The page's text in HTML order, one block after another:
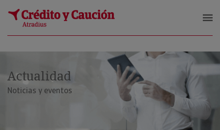
Crédito y Caución
Actualidad
Noticias y eventos